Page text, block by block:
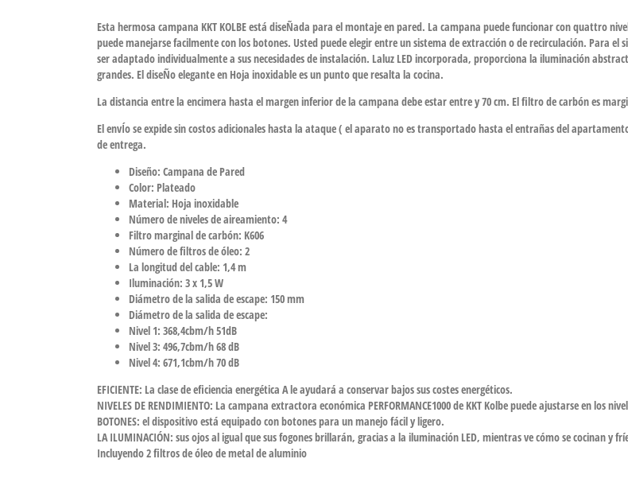
Esta hermosa campana KKT KOLBE está diseÑada para el montaje en pared. La campana puede funcionar con quattro
puede manejarse facilmente con los botones. Usted puede elegir entre un sistema de extracción o de recirculación. Para
ser adaptado individualmente a sus necesidades de instalación. Laluz LED incorporada, proporciona la iluminación
grandes. El diseÑo elegante en Hoja inoxidable es un punto que resalta la cocina.
La distancia entre la encimera hasta el margen inferior de la campana debe estar entre y 70 cm. El filtro de carbón es
El envÍo se expide sin costos adicionales hasta la ataque ( el aparato no es transportado hasta el entrañas del
de entrega.
Diseño: Campana de Pared
Color: Plateado
Material: Hoja inoxidable
Número de niveles de aireamiento: 4
Filtro marginal de carbón: K606
Número de filtros de óleo: 2
La longitud del cable: 1,4 m
Iluminación: 3 x 1,5 W
Diámetro de la salida de escape: 150 mm
Diámetro de la salida de escape:
Nivel 1: 368,4cbm/h 51dB
Nivel 3: 496,7cbm/h 68 dB
Nivel 4: 671,1cbm/h 70 dB
EFICIENTE: La clase de eficiencia energética A le ayudará a conservar bajos sus costes energéticos.
NIVELES DE RENDIMIENTO: La campana extractora económica PERFORMANCE1000 de KKT Kolbe puede ajustarse en los
BOTONES: el dispositivo está equipado con botones para un manejo fácil y ligero.
LA ILUMINACIÓN: sus ojos al igual que sus fogones brillarán, gracias a la iluminación LED, mientras ve cómo se cocinan y
Incluyendo 2 filtros de óleo de metal de aluminio